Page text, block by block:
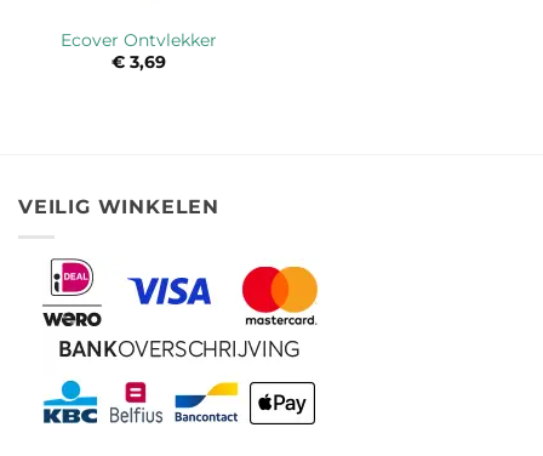
Ecover Ontvlekker
€ 3,69
VEILIG WINKELEN